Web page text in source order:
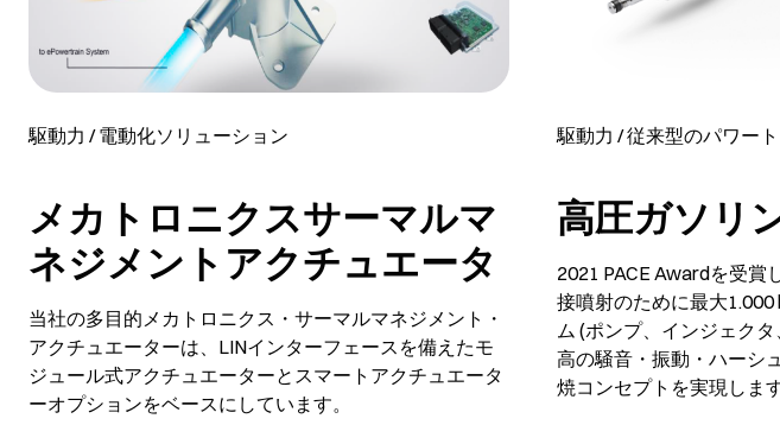
駆動力 / 電動化ソリューション
メカトロニクスサーマルマ
ネジメントアクチュエータ
当社の多目的メカトロニクス・サーマルマネジメント・
アクチュエーターは、LINインターフェースを備えたモ
ジュール式アクチュエーターとスマートアクチュエータ
ーオプションをベースにしています。
駆動力 / 従来型のパワー
高圧ガソリ
2021 PACE Awardを受賞
接噴射のために最大
ム (ポンプ、インジェク
高の騒音・振動・ハーシ
焼コンセプトを実現します